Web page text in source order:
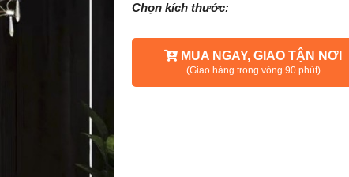
Chọn kích thước:
MUA NGAY, GIAO TẬN NƠI
(Giao hàng trong vòng 90 phút)